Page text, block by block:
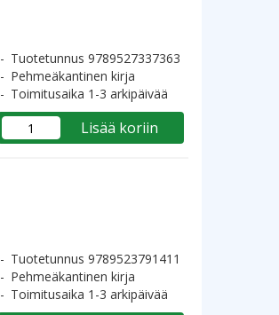
Tuotetunnus 9789527337363
Pehmeäkantinen kirja
Toimitusaika 1-3 arkipäivää
Lisää koriin
Tuotetunnus 9789523791411
Pehmeäkantinen kirja
Toimitusaika 1-3 arkipäivää